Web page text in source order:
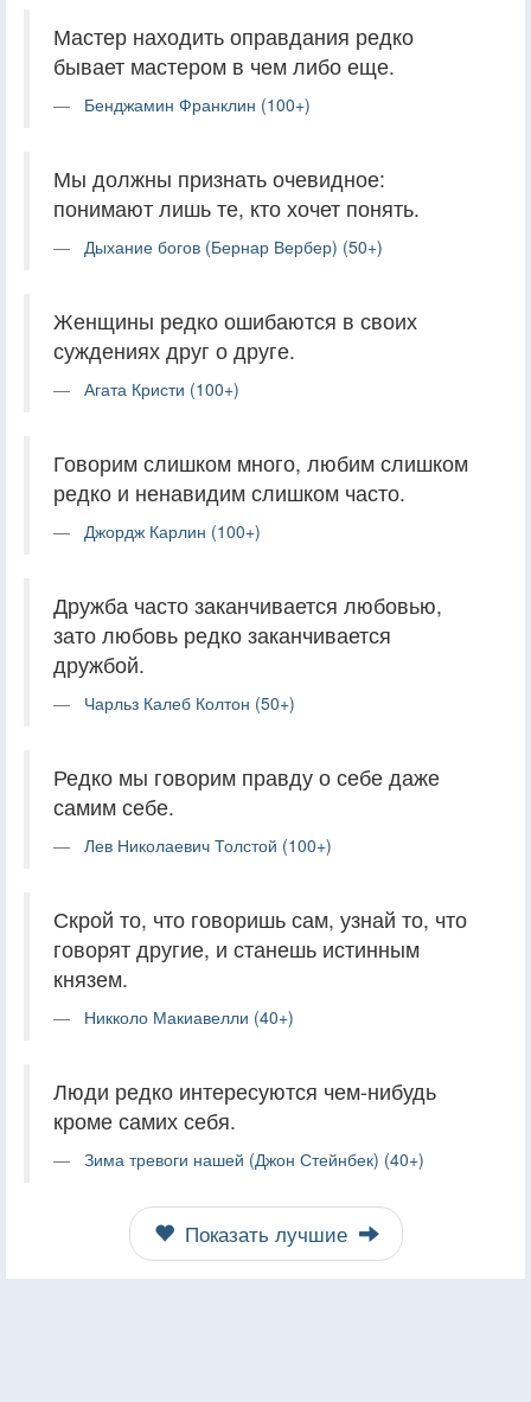
Мастер находить оправдания редко
бывает мастером в чем либо еще.
Бенджамин Франклин (100+)
Мы должны признать очевидное:
понимают лишь те, кто хочет понять.
Дыхание богов (Бернар Вербер) (50+)
Женщины редко ошибаются в своих
суждениях друг о друге.
Агата Кристи (100+)
Говорим слишком много, любим слишком
редко и ненавидим слишком часто.
Джордж Карлин (100+)
Дружба часто заканчивается любовью,
зато любовь редко заканчивается
дружбой.
Чарльз Калеб Колтон (50+)
Редко мы говорим правду о себе даже
самим себе.
Лев Николаевич Толстой (100+)
Скрой то, что говоришь сам, узнай то, что
говорят другие, и станешь истинным
князем.
Никколо Макиавелли (40+)
Люди редко интересуются чем-нибудь
кроме самих себя.
Зима тревоги нашей (Джон Стейнбек) (40+)
Показать лучшие